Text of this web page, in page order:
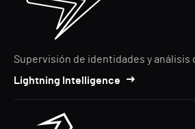
Supervisión de identidades y análisis
Lightning Intelligence